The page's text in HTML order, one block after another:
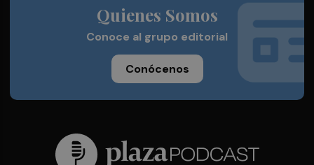
Quienes Somos
Conoce al grupo editorial
Conócenos